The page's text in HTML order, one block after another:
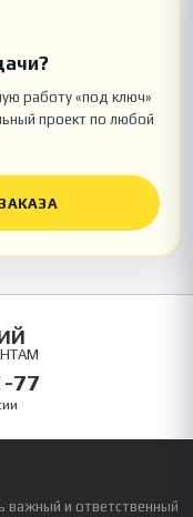
работу «под ключ»
проект по любой
77
важный и ответственный